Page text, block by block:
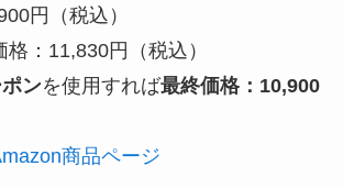
円（税込）
：11,830円（税込）
ンを使用すれば最終価格：10,900
商品ページ